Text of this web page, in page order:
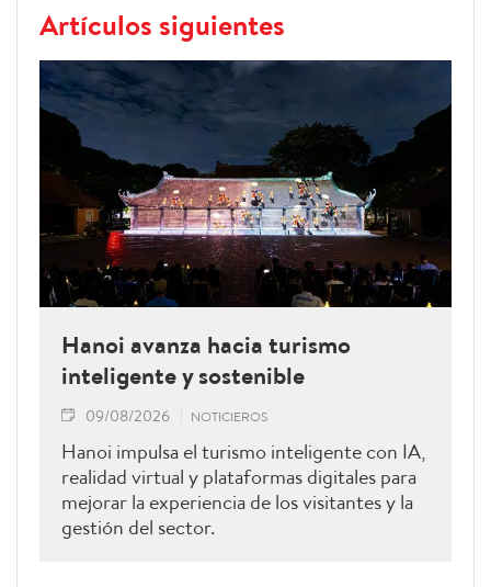
Artículos siguientes
Hanoi avanza hacia turismo
inteligente y sostenible
09/08/2026 NOTICIEROS
Hanoi impulsa el turismo inteligente con IA,
realidad virtual y plataformas digitales para
mejorar la experiencia de los visitantes y la
gestión del sector.